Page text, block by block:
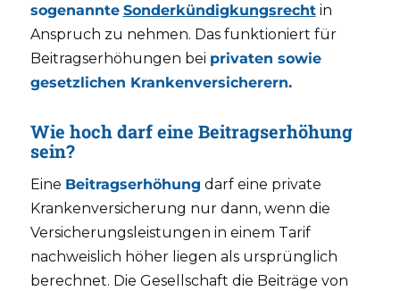
sogenannte Sonderkündigkungsrechtin
Anspruch zu nehmen. Das funktioniert für
Beitragserhöhungen bei privaten sowie
gesetzlichen Krankenversicherern.
Wie hoch darf eine Beitragserhöhung
sein?
Eine Beitragserhöhung darf eine private
Krankenversicherung nur dann, wenn die
Versicherungsleistungen in einem Tarif
nachweislich höher liegen als ursprünglich
berechnet. Die Gesellschaft die Beiträge von